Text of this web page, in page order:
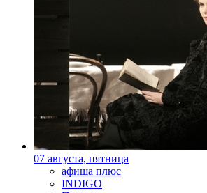
07 августа, пятница
афиша плюс
INDIGO